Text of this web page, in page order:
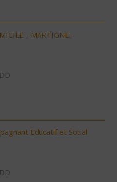
- MARTIGNE-
Educatif et Social